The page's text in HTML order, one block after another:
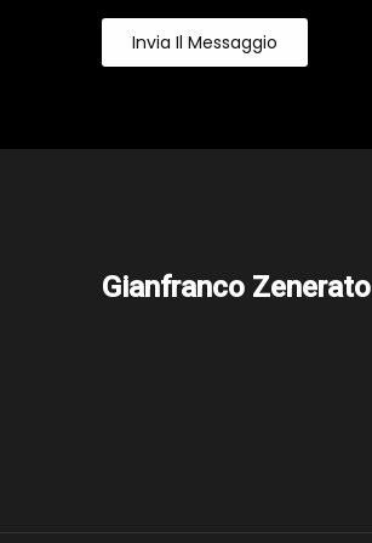
Invia Il Messaggio
Gianfranco Zenerato